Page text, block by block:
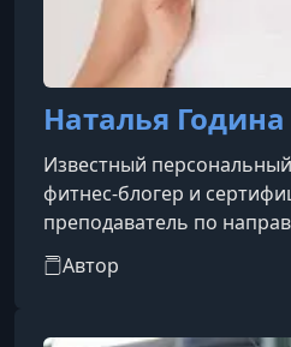
Наталья Година
Известный
фитнес-блогер и
преподаватель по
соматика,
здоровье
Автор